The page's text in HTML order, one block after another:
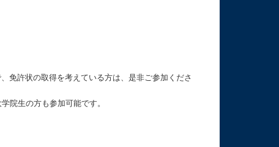
免許状の取得を考えている方は、是非ご参加くださ
院生の方も参加可能です。